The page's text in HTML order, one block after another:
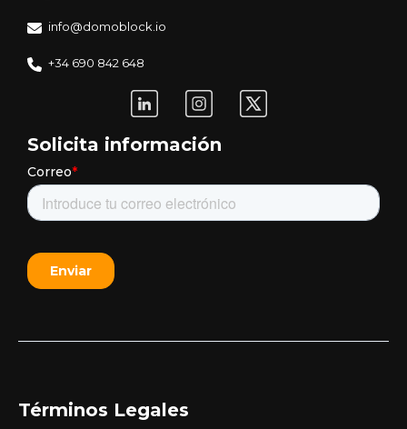
info@domoblock.io
+34 690 842 648
Solicita información
Términos Legales